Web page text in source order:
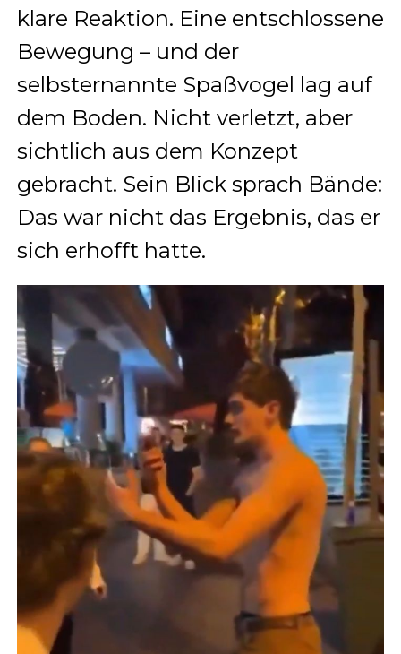
klare Reaktion. Eine entschlossene
Bewegung – und der
selbsternannte Spaßvogel lag auf
dem Boden. Nicht verletzt, aber
sichtlich aus dem Konzept
gebracht. Sein Blick sprach Bände:
Das war nicht das Ergebnis, das er
sich erhofft hatte.